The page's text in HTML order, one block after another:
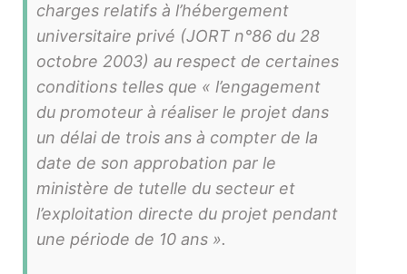
charges relatifs à l’hébergement
universitaire privé (JORT n°86 du 28
octobre 2003) au respect de certaines
conditions telles que « l’engagement
du promoteur à réaliser le projet dans
un délai de trois ans à compter de la
date de son approbation par le
ministère de tutelle du secteur et
l’exploitation directe du projet pendant
une période de 10 ans ».